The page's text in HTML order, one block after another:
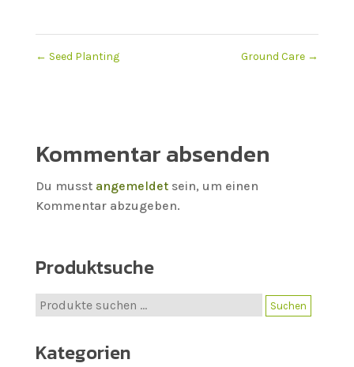
← Seed Planting Ground Care →
Kommentar absenden
Du musst angemeldetsein, um einen
Kommentar abzugeben.
Produktsuche
Suche
nach:
Suchen
Kategorien